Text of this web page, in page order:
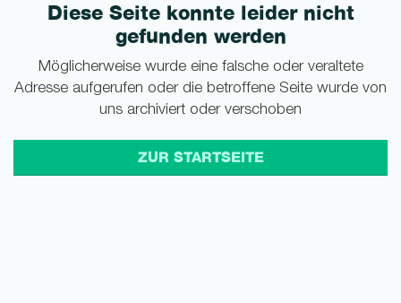
Diese Seite konnte leider nicht
gefunden werden
Möglicherweise wurde eine falsche oder veraltete
Adresse aufgerufen oder die betroffene Seite wurde von
uns archiviert oder verschoben
ZUR STARTSEITE